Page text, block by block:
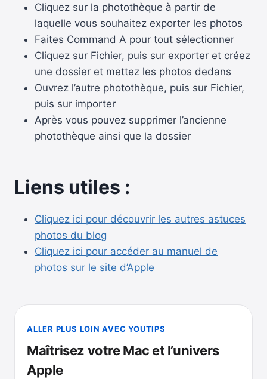
Cliquez sur la photothèque à partir de
laquelle vous souhaitez exporter les photos
Faites Command A pour tout sélectionner
Cliquez sur Fichier, puis sur exporter et créez
une dossier et mettez les photos dedans
Ouvrez l’autre photothèque, puis sur Fichier,
puis sur importer
Après vous pouvez supprimer l’ancienne
photothèque ainsi que la dossier
Liens utiles :
Cliquez ici pour découvrir les autres astuces
photos du blog
Cliquez ici pour accéder au manuel de
photos sur le site d’Apple
ALLER PLUS LOIN AVEC YOUTIPS
Maîtrisez votre Mac et l’univers
Apple